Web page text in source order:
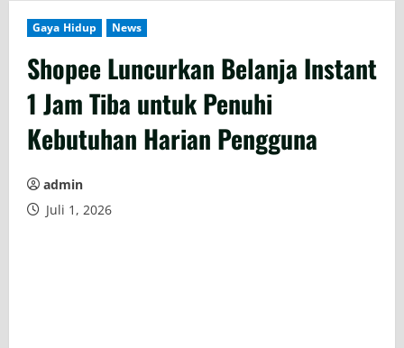
Gaya Hidup News
Shopee Luncurkan Belanja Instant
1 Jam Tiba untuk Penuhi
Kebutuhan Harian Pengguna
admin
Juli 1, 2026